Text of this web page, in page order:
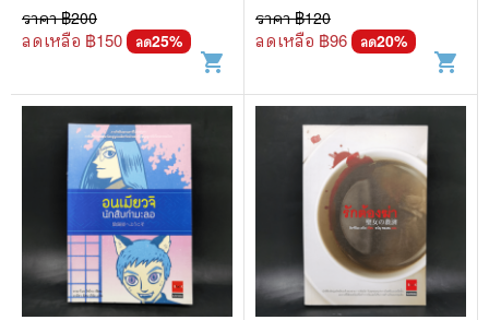
ราคา ฿200
ลดเหลือ ฿150 ลด25%
shopping_cart
ราคา ฿120
ลดเหลือ ฿96 ลด20%
shopping_cart